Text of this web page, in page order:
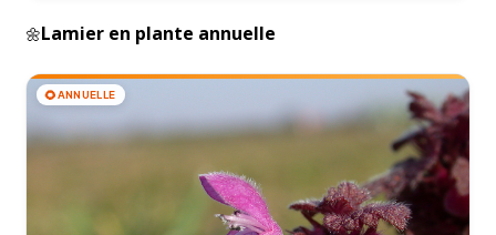
🌼Lamier en plante annuelle
🌻ANNUELLE